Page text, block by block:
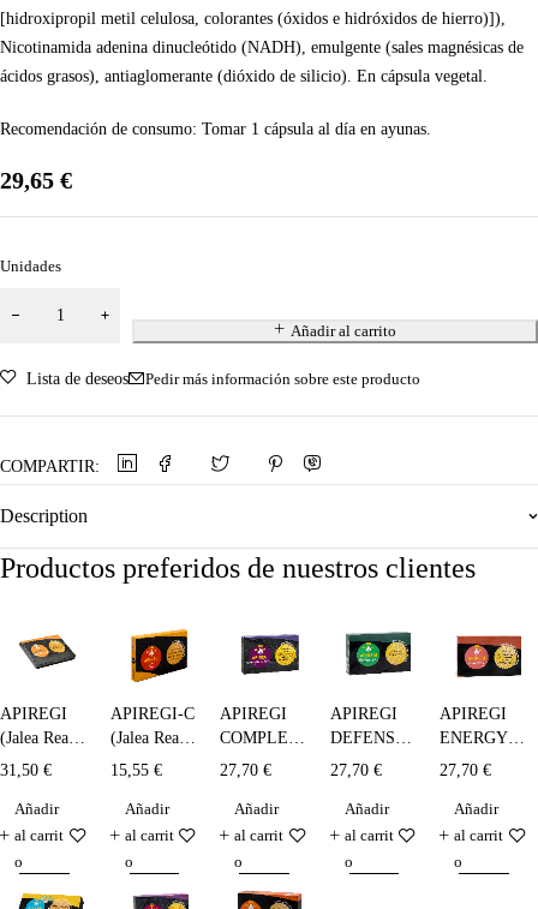
[hidroxipropil metil celulosa, colorantes (óxidos e hidróxidos de hierro)]),
Nicotinamida adenina dinucleótido (NADH), emulgente (sales magnésicas de
ácidos grasos), antiaglomerante (dióxido de silicio). En cápsula vegetal.
Recomendación de consumo: Tomar 1 cápsula al día en ayunas.
29,65 €
Unidades
Añadir al carrito
Lista de deseos Pedir más información sobre este producto
COMPARTIR:
Description
Productos preferidos de nuestros clientes
APIREGI
(Jalea Real
Liofilizada)
mg.
31,50 €
Añadir
al carrit
o
APIREGI-C
(Jalea Real )
bebible - 10
15,55 €
Añadir
al carrit
o
APIREGI
COMPLEX
TOTAL
- 20 x 10
ml.
27,70€
Añadir
al carrit
o
APIREGI
DEFENSAS
- 20 x 10
27,70 €
Añadir
al carrit
o
APIREGI
ENERGY -
20 x 10 ml.
27,70€
Añadir
al carrit
o